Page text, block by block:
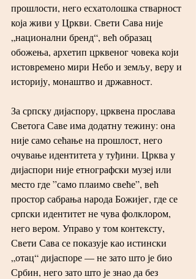
прошлости, него есхатолошка стварност
која живи у Цркви. Свети Сава није
„национални бренд“, већ образац
обожења, архетип црквеног човека који
истовремено мири Небо и земљу, веру и
историју, монаштво и државност.
За српску дијаспору, црквена прослава
Светога Саве има додатну тежину: она
није само сећање на прошлост, него
очување идентитета у туђини. Црква у
дијаспори није етнографски музеј или
место где ”само плаимо свеће”, већ
простор сабрања народа Божијег, где се
српски идентитет не чува фолклором,
него вером. Управо у том контексту,
Свети Сава се показује као истински
„отац“ дијаспоре — не зато што је био
Србин, него зато што је знао да без